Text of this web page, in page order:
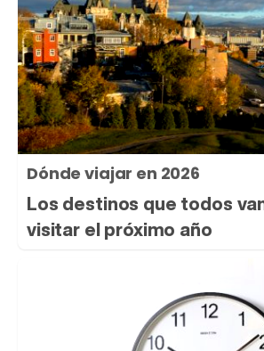
Dónde viajar en 2026
Los destinos que todos
visitar el próximo año